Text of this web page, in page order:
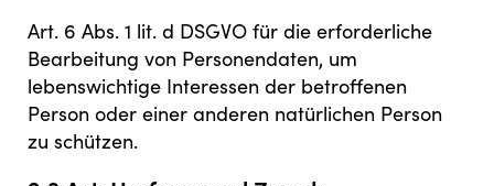
Art. 6 Abs. 1 lit. d DSGVO für die erforderliche
Bearbeitung von Personendaten, um
lebenswichtige Interessen der betroffenen
Person oder einer anderen natürlichen Person
zu schützen.